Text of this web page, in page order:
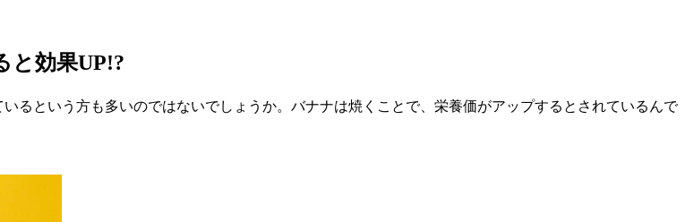
と効果UP!?
るという方も多いのではないでしょうか。バナナは焼くことで、栄養価がアップするとされているんで